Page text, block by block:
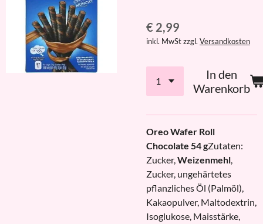
€ 2,99
inkl. MwSt zzgl. Versandkosten
In den
Warenkorb
Oreo Wafer Roll
Chocolate 54 gZutaten:
Zucker,Weizenmehl,
Zucker, ungehärtetes
pflanzliches Öl (Palmöl),
Kakaopulver, Maltodextrin,
Isoglukose, Maisstärke,